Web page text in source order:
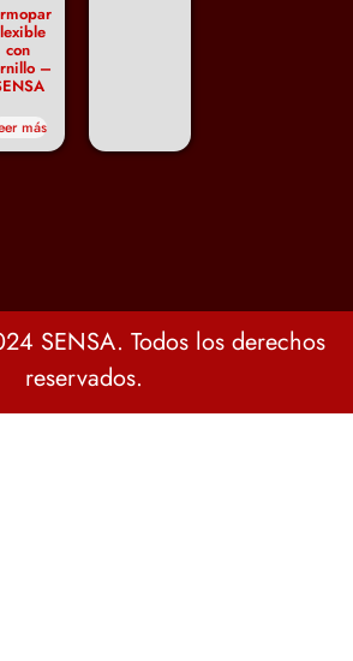
con
–
más
SENSA. Todos los derechos
reservados.